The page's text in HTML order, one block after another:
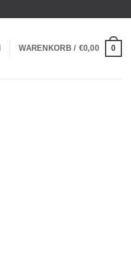
WARENKORB / €0,00 0